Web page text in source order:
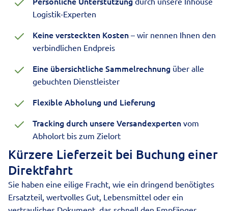
Logistik-Experten
Keine versteckten Kosten – wir nennen Ihnen den
verbindlichen Endpreis
Eine übersichtliche Sammelrechnung über alle
gebuchten Dienstleister
Flexible Abholung und Lieferung
Tracking durch unsere Versandexperten vom
Abholort bis zum Zielort
Kürzere Lieferzeit bei Buchung einer
Direktfahrt
Sie haben eine eilige Fracht, wie ein dringend benötigtes
Ersatzteil, wertvolles Gut, Lebensmittel oder ein